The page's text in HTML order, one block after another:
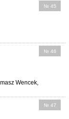
№ 45
№ 46
Wencek,
№ 47